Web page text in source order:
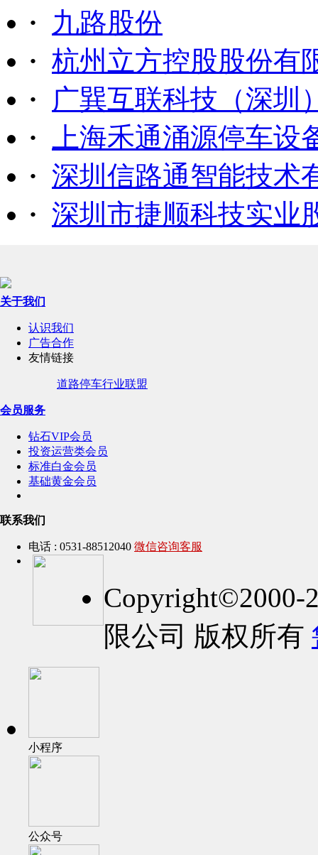
·
九路股份
· 杭州立方控股股份有
·
广巽互联科技（深圳
·
上海禾通涌源停车设
· 深圳信路通智能技术
· 深圳市捷顺科技实业
关于我们
认识我们
广告合作
友情链接
道路停车行业联盟
会员服务
钻石VIP会员
投资运营类会员
标准白金会员
基础黄金会员
联系我们
电话 : 0531-88512040 微信咨询客服
Copyright©2000-
限公司 版权所有
小程序
公众号